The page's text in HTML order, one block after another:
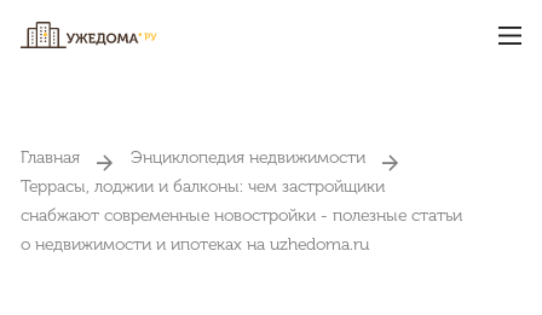
Главная
Энциклопедия недвижимости
Террасы, лоджии и балконы: чем застройщики
снабжают современные новостройки - полезные статьи
о недвижимости и ипотеках на uzhedoma.ru